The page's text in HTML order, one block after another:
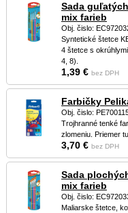
Sada
mix farieb
Obj. čislo:
Syntetické štetce
4 štetce s
4, 8).
1,39 € bez DPH
Farbičky
Obj. čislo:
Trojhranné tenké
zlomeniu. Priemer
3,70 € bez DPH
Sada
mix farieb
Obj. čislo:
Maliarske štetce,